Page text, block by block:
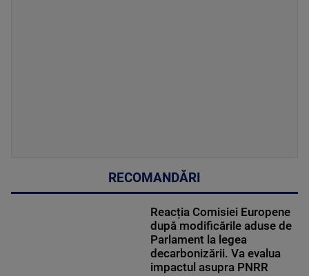
RECOMANDĂRI
Reacția Comisiei Europene
după modificările aduse de
Parlament la legea
decarbonizării. Va evalua
impactul asupra PNRR